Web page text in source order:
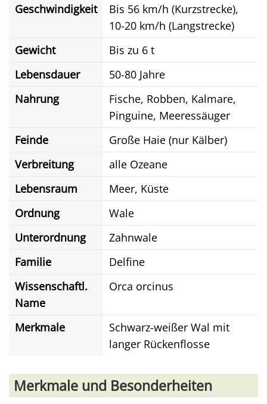
Geschwindigkeit
Bis 56 km/h (Kurzstrecke),
10-20 km/h (Langstrecke)
Gewicht
Bis zu 6 t
Lebensdauer
50-80 Jahre
Nahrung
Fische, Robben, Kalmare,
Pinguine, Meeressäuger
Feinde
Große Haie (nur Kälber)
Verbreitung
alle Ozeane
Lebensraum
Meer, Küste
Ordnung
Wale
Unterordnung
Zahnwale
Familie
Delfine
Wissenschaftl.
Name
Orca orcinus
Merkmale
Schwarz-weißer Wal mit
langer Rückenflosse
Merkmale und Besonderheiten